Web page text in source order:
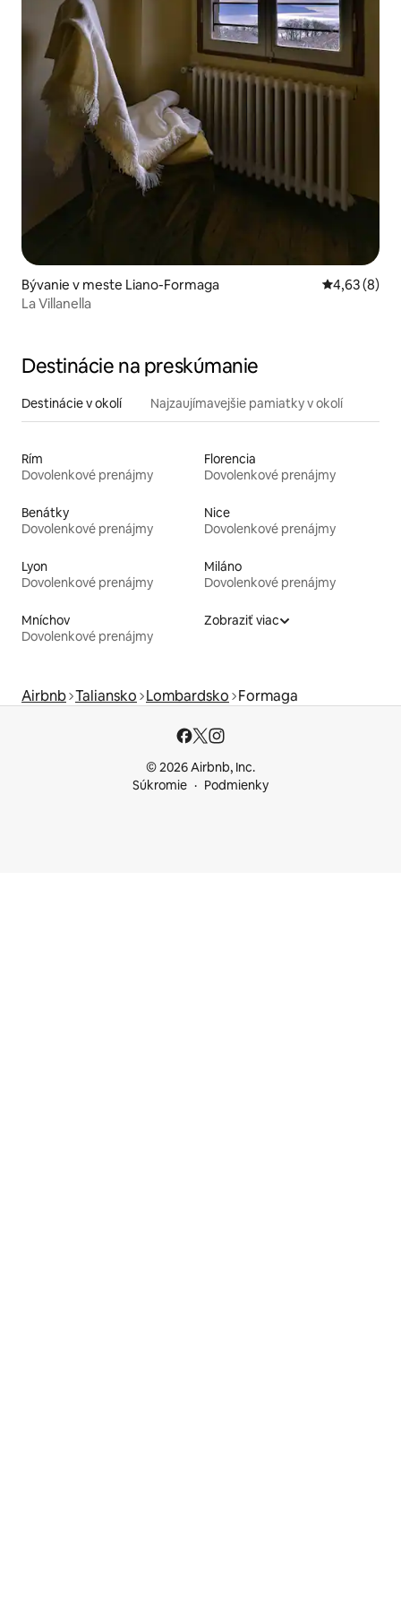
Bývanie v meste Liano-Formaga Priemerné
4,63 (8)
La Villanella
Destinácie na preskúmanie
Destinácie v okolí Najzaujímavejšie pamiatky v okolí
Rím
Dovolenkové prenájmy
Florencia
Dovolenkové prenájmy
Benátky
Dovolenkové prenájmy
Nice
Dovolenkové prenájmy
Lyon
Dovolenkové prenájmy
Miláno
Dovolenkové prenájmy
Mníchov
Dovolenkové prenájmy
Zobraziť viac
Airbnb Taliansko Lombardsko Formaga
© 2026 Airbnb, Inc.
Súkromie
Podmienky